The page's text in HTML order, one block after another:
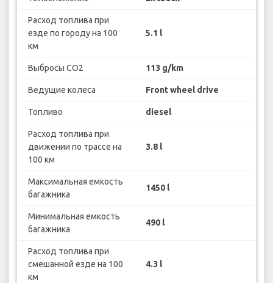
Расход топлива при
езде по городу на 100
км
5.1 l
Выбросы CO2 113 g/km
Ведущие колеса Front wheel drive
Топливо diesel
Расход топлива при
движении по трассе на
100 км
3.8 l
Максимальная емкость
багажника
1450 l
Минимальная емкость
багажника
490 l
Расход топлива при
смешанной езде на 100
км
4.3 l